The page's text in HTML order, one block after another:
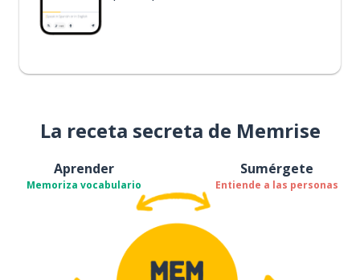
La receta secreta de Memrise
Aprender
Memoriza vocabulario
Sumérgete
Entiende a las personas